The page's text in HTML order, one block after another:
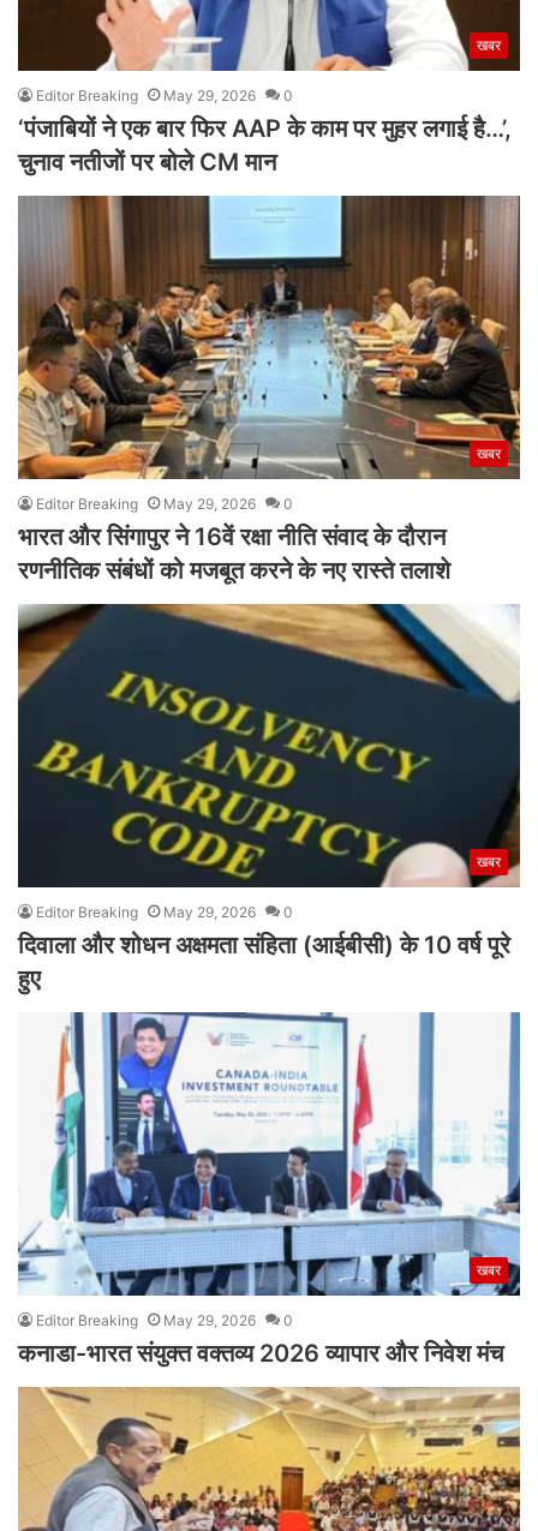
खबर
Editor Breaking May 29, 2026 0
‘पंजाबियों ने एक बार फिर AAP के काम पर मुहर लगाई है…’,
चुनाव नतीजों पर बोले CM मान
खबर
Editor Breaking May 29, 2026 0
भारत और सिंगापुर ने 16वें रक्षा नीति संवाद के दौरान
रणनीतिक संबंधों को मजबूत करने के नए रास्ते तलाशे
खबर
Editor Breaking May 29, 2026 0
दिवाला और शोधन अक्षमता संहिता (आईबीसी) के 10 वर्ष पूरे
हुए
खबर
Editor Breaking May 29, 2026 0
कनाडा-भारत संयुक्त वक्तव्य 2026 व्यापार और निवेश मंच